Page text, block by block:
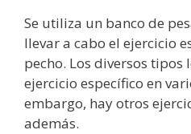
Se utiliza un banco de
llevar a cabo el ejercicio
pecho. Los diversos tipos
ejercicio específico en
embargo, hay otros
además.